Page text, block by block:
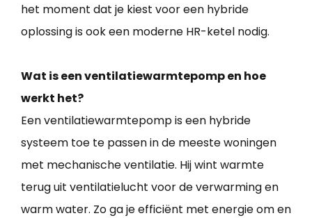
het moment dat je kiest voor een hybride
oplossing is ook een moderne HR-ketel nodig.
Wat is een ventilatiewarmtepomp en hoe
werkt het?
Een ventilatiewarmtepomp is een hybride
systeem toe te passen in de meeste woningen
met mechanische ventilatie. Hij wint warmte
terug uit ventilatielucht voor de verwarming en
warm water. Zo ga je efficiënt met energie om en